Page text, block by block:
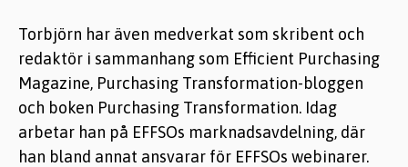
Torbjörn har även medverkat som skribent och
redaktör i sammanhang som Efficient Purchasing
Magazine, Purchasing Transformation-bloggen
och boken Purchasing Transformation. Idag
arbetar han på EFFSOs marknadsavdelning, där
han bland annat ansvarar för EFFSOs webinarer.